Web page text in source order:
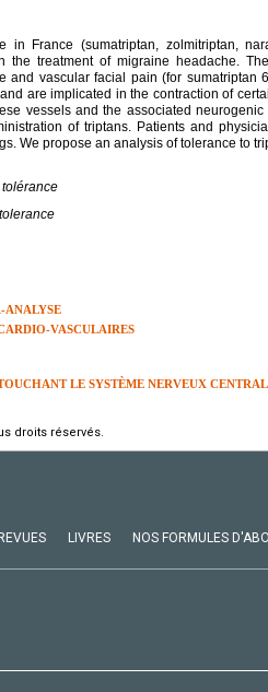
in France (sumatriptan, zolmitriptan,
the treatment of migraine headache.
and vascular facial pain (for sumatriptan
are implicated in the contraction of
vessels and the associated
of triptans. Patients and
We propose an analysis of tolerance to
tolérance
ANALYSE
VASCULAIRES
LE SYSTÈME NERVEUX CENTRAL
droits réservés.
REVUES LIVRES NOS FORMULES